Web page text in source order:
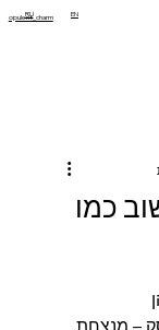
opulent_charm
RU EN
כמו
– מנצחת.